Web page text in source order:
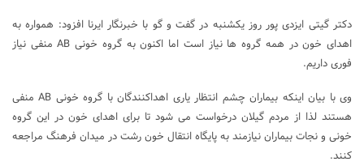
دکتر گیتی ایزدی پور روز یکشنبه در گفت و گو با خبرنگار ایرنا افزود: همواره به
اهدای خون در همه گروه ها نیاز است اما اکنون به گروه خونی AB منفی نیاز
فوری داریم.
وی با بیان اینکه بیماران چشم انتظار یاری اهداکنندگان با گروه خونی AB منفی
هستند لذا از مردم گیلان درخواست می شود تا برای اهدای خون در این گروه
خونی و نجات بیماران نیازمند به پایگاه انتقال خون رشت در میدان فرهنگ مراجعه
کنند.